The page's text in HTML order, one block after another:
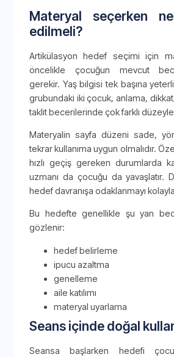
Materyal seçerken
edilmeli?
Artikülasyon hedef seçimi için
öncelikle çocuğun mevcut
gerekir. Yaş bilgisi tek başına
grubundaki iki çocuk, anlama,
taklit becerilerinde çok farklı
Materyalin sayfa düzeni sade,
tekrar kullanıma uygun olmalıdır.
hızlı geçiş gereken durumlarda
uzmanı da çocuğu da yavaşlatır.
hedef davranışa odaklanmayı
Bu hedefte genellikle şu yan
gözlenir:
hedef belirleme
ipucu azaltma
genelleme
aile katılımı
materyal uyarlama
Seans içinde doğal
Seansa başlarken hedefi